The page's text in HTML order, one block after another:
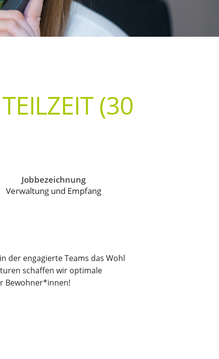
(30
Jobbezeichnung
Verwaltung und Empfang
der engagierte Teams das Wohl
schaffen wir optimale
Bewohner*innen!